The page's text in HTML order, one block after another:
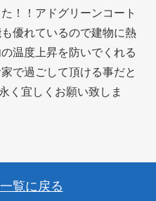
！！アドグリーンコート
優れているので建物に熱
温度上昇を防いでくれる
で過ごして頂ける事だと
く宜しくお願い致しま
覧に戻る